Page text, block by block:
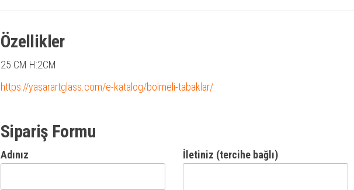
Özellikler
25 CM H:2CM
https://yasarartglass.com/e-katalog/bolmeli-tabaklar/
Sipariş Formu
Adınız İletiniz (tercihe bağlı)